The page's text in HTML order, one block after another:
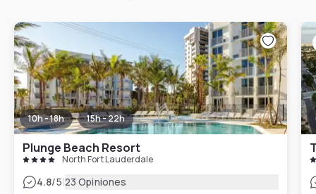
10h - 18h 15h - 22h
Plunge Beach Resort
North Fort Lauderdale
4.8/5|23 Opiniones